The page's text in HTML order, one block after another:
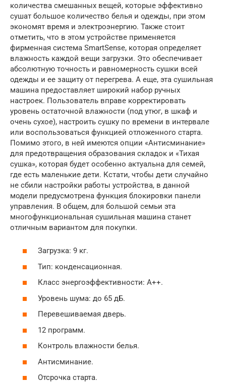
количества смешанных вещей, которые эффективно
сушат большое количество белья и одежды, при этом
экономят время и электроэнергию. Также стоит
отметить, что в этом устройстве применяется
фирменная система SmartSense, которая определяет
влажность каждой вещи загрузки. Это обеспечивает
абсолютную точность и равномерность сушки всей
одежды и ее защиту от перегрева. А еще, эта сушильная
машина предоставляет широкий набор ручных
настроек. Пользователь вправе корректировать
уровень остаточной влажности (под утюг, в шкаф и
очень сухое), настроить сушку по времени в интервале
или воспользоваться функцией отложенного старта.
Помимо этого, в ней имеются опции «Антисминание»
для предотвращения образования складок и «Тихая
сушка», которая будет особенно актуальна для семей,
где есть маленькие дети. Кстати, чтобы дети случайно
не сбили настройки работы устройства, в данной
модели предусмотрена функция блокировки панели
управления. В общем, для большой семьи эта
многофункциональная сушильная машина станет
отличным вариантом для покупки.
Загрузка: 9 кг.
Тип: конденсационная.
Класс энергоэффективности: А++.
Уровень шума: до 65 дБ.
Перевешиваемая дверь.
12 программ.
Контроль влажности белья.
Антисминание.
Отсрочка старта.